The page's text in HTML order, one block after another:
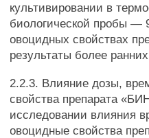
культивировании в
биологической пробы —
овоцидных свойствах
результаты более
2.2.3. Влияние дозы,
свойства препарата
исследовании влияния
овоцидные свойства